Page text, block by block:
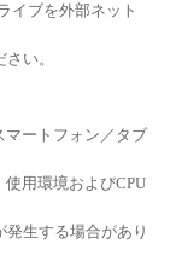
イブを外部ネット
い。
マートフォン／タブ
用環境およびCPU
生する場合があり